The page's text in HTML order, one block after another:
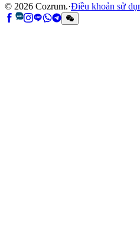
© 2026 Cozrum.·Điều khoản sử